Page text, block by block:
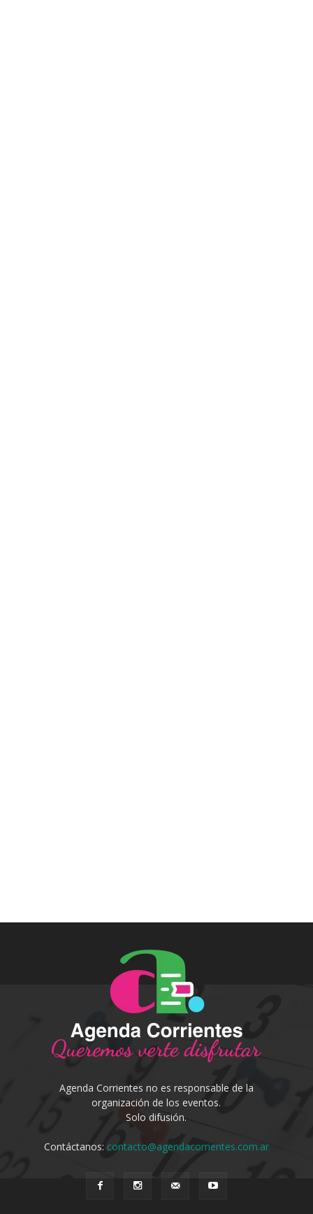
Agenda Corrientes no es responsable de la
organización de los eventos.
Solo difusión.
Contáctanos: contacto@agendacorrientes.com.ar